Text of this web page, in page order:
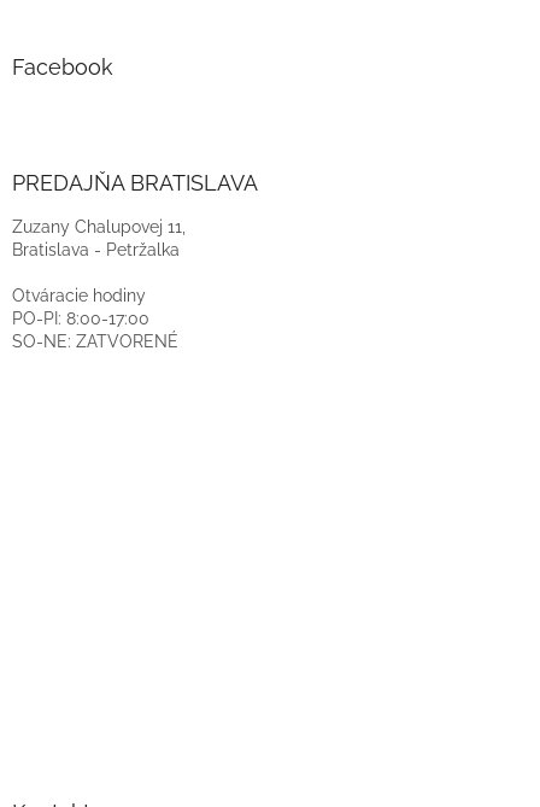
Facebook
PREDAJŇA BRATISLAVA
Zuzany Chalupovej 11,
Bratislava - Petržalka
Otváracie hodiny
PO-PI: 8:00-17:00
SO-NE: ZATVORENÉ